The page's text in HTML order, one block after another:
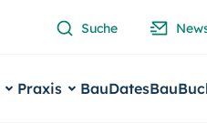
Suche
Praxis BauDates